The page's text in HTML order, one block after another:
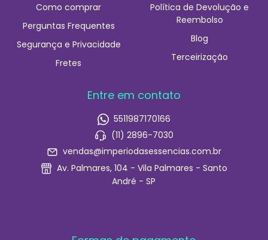
Como comprar
Perguntas Frequentes
Segurança e Privacidade
Fretes
Política de Devolução e
Reembolso
Blog
Terceirização
Entre em contato
5511987170166
(11) 2896-7030
vendas@imperiodasessencias.com.br
Av. Palmares, 104 - Vila Palmares - Santo
André - SP